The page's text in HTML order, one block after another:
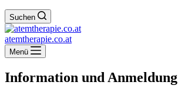
Suchen
atemtherapie.co.at
Menü
Information und Anmeldung